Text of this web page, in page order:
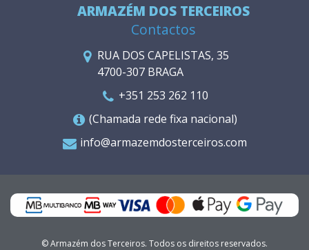
ARMAZÉM DOS TERCEIROS
Contactos
RUA DOS CAPELISTAS, 35
4700-307 BRAGA
+351 253 262 110
(Chamada rede fixa nacional)
info@armazemdosterceiros.com
© Armazém dos Terceiros. Todos os direitos reservados.